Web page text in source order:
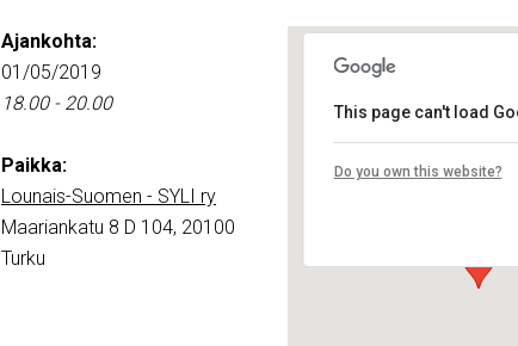
Lounais-Suomen
Maariankatu 8 D
This page can't load
Do you own this website?
Ajankohta:
01/05/2019
18.00 - 20.00
Paikka:
Lounais-Suomen - SYLI ry
Maariankatu 8 D 104, 20100
Turku